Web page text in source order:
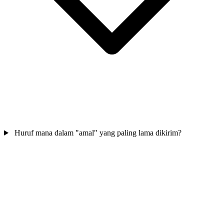
Huruf mana dalam "amal" yang paling lama dikirim?